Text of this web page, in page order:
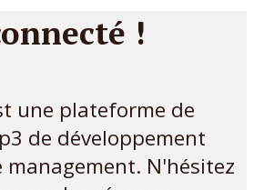
!
une plateforme de
de développement
management. N'hésitez